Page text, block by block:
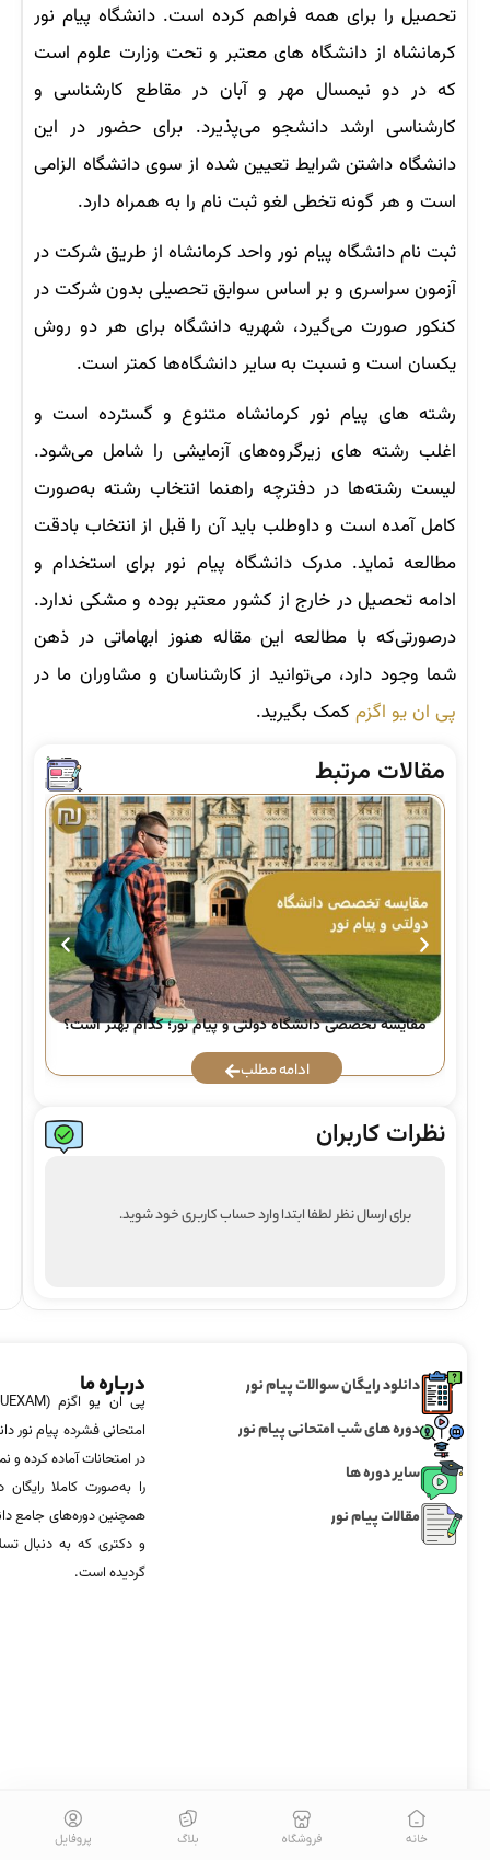
تحصیل را برای همه فراهم کرده است. دانشگاه پیام نور
کرمانشاه از دانشگاه های معتبر و تحت وزارت علوم است
که در دو نیمسال مهر و آبان در مقاطع کارشناسی و
کارشناسی ارشد دانشجو می‌پذیرد. برای حضور در این
دانشگاه داشتن شرایط تعیین شده از سوی دانشگاه الزامی
است و هر گونه تخطی لغو ثبت نام را به همراه دارد.
ثبت نام دانشگاه پیام نور واحد کرمانشاه از طریق شرکت در
آزمون سراسری و بر اساس سوابق تحصیلی بدون شرکت در
کنکور صورت می‌گیرد، شهریه دانشگاه برای هر دو روش
یکسان است و نسبت به سایر دانشگاه‌ها کمتر است.
رشته های پیام نور کرمانشاه متنوع و گسترده است و
اغلب رشته های زیرگروه‌های آزمایشی را شامل می‌شود.
لیست رشته‌ها در دفترچه راهنما انتخاب رشته به‌صورت
کامل آمده است و داوطلب باید آن را قبل از انتخاب بادقت
مطالعه نماید. مدرک دانشگاه پیام نور برای استخدام و
ادامه تحصیل در خارج از کشور معتبر بوده و مشکی ندارد.
درصورتی‌که با مطالعه این مقاله هنوز ابهاماتی در ذهن
شما وجود دارد، می‌توانید از کارشناسان و مشاوران ما در
پی ان یو اگزم کمک بگیرید.
مقالات مرتبط
مقایسه تخصصی دانشگاه دولتی و پیام نور؛ کدام بهتر است؟
ادامه مطلب
نظرات کاربران
برای ارسال نظر لطفا ابتدا وارد حساب کاربری خود شوید.
دانلود رایگان سوالات پیام نور
دوره های شب امتحانی پیام نور
سایر دوره ها
مقالات پیام نور
درباره ما
امتحانی فشرده پیام نور
در امتحانات آماده‌ کرده
را به‌صورت کاملا
همچنین دوره‌های جامع
و دکتری که به دنبال
گردیده است.